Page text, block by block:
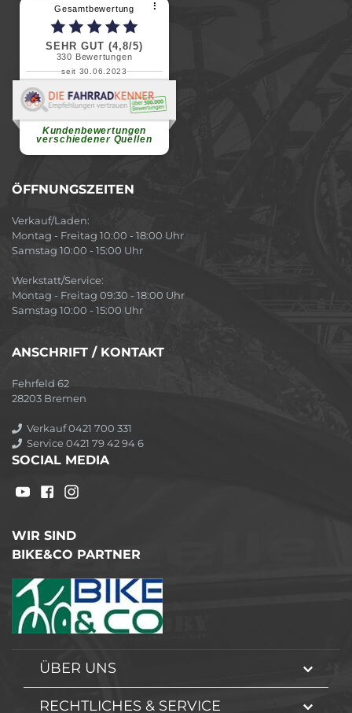
Gesamtbewertung ⠇
SEHR GUT (4,8/5)
330 Bewertungen
seit 30.06.2023
Kundenbewertungen
verschiedener Quellen
Renate H.
Vielen Dank für ein herzliches
ÖFFNUNGSZEITEN
Verkauf/Laden:
Montag - Freitag 10:00 - 18:00 Uhr
Samstag 10:00 - 15:00 Uhr
Werkstatt/Service:
Montag - Freitag 09:30 - 18:00 Uhr
Samstag 10:00 - 15:00 Uhr
ANSCHRIFT / KONTAKT
Fehrfeld 62
28203 Bremen
Verkauf 0421 700 331
Service 0421 79 42 94 6
SOCIAL MEDIA
WIR SIND
BIKE&CO PARTNER
ÜBER UNS
RECHTLICHES & SERVICE